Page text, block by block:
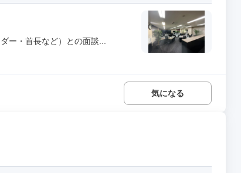
ー・首長など）との面談...
気になる